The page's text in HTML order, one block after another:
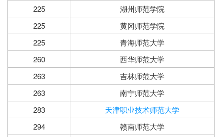
225
湖州师范学院
225
黄冈师范学院
225
青海师范大学
260
西华师范大学
263
吉林师范大学
263
南宁师范大学
283
天津职业技术师范大学
294
赣南师范大学